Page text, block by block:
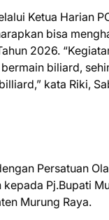
Ketua Harian
bisa
2026.
biliard,
kata Riki,
Persatuan
Pj.Bupati
Murung Raya.